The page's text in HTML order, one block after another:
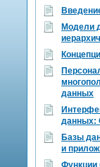
Модели
данных
данных:
Базы
и
Функции